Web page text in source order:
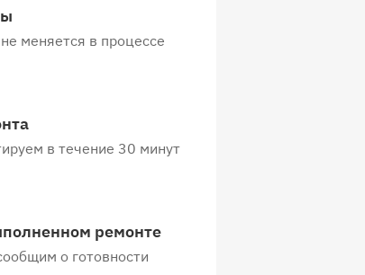
меняется в процессе
в течение 30 минут
ремонте
о готовности